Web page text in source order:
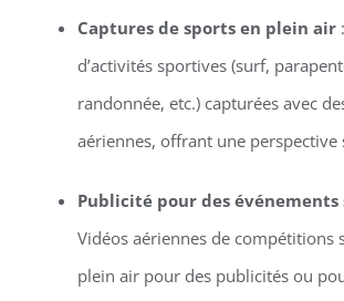
Captures de sports en plein air
d’activités sportives (surf,
randonnée, etc.) capturées avec
aériennes, offrant une perspective
Publicité pour des
Vidéos aériennes de compétitions
plein air pour des publicités ou